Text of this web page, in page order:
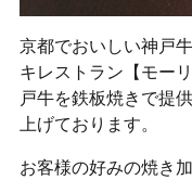
京都でおいしい神戸
キレストラン【モー
戸牛を鉄板焼きで提
上げております。
お客様の好みの焼き